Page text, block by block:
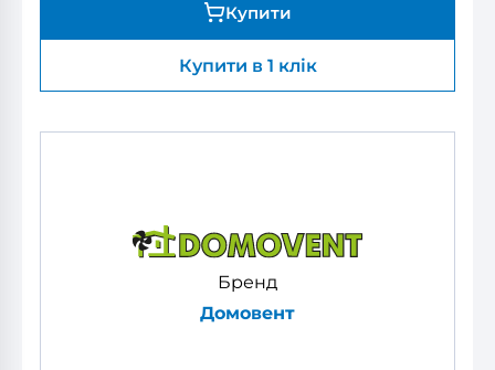
Купити
Купити в 1 клік
Бренд
Домовент